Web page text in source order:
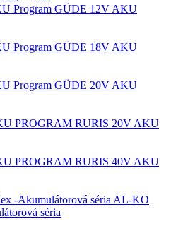
GÜDE 12V AKU
GÜDE 18V AKU
GÜDE 20V AKU
RURIS 20V AKU
RURIS 40V AKU
AL-KO
séria